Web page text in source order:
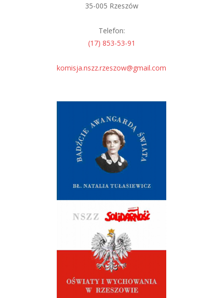
35-005 Rzeszów
Telefon:
(17) 853-53-91
komisja.nszz.rzeszow@gmail.com